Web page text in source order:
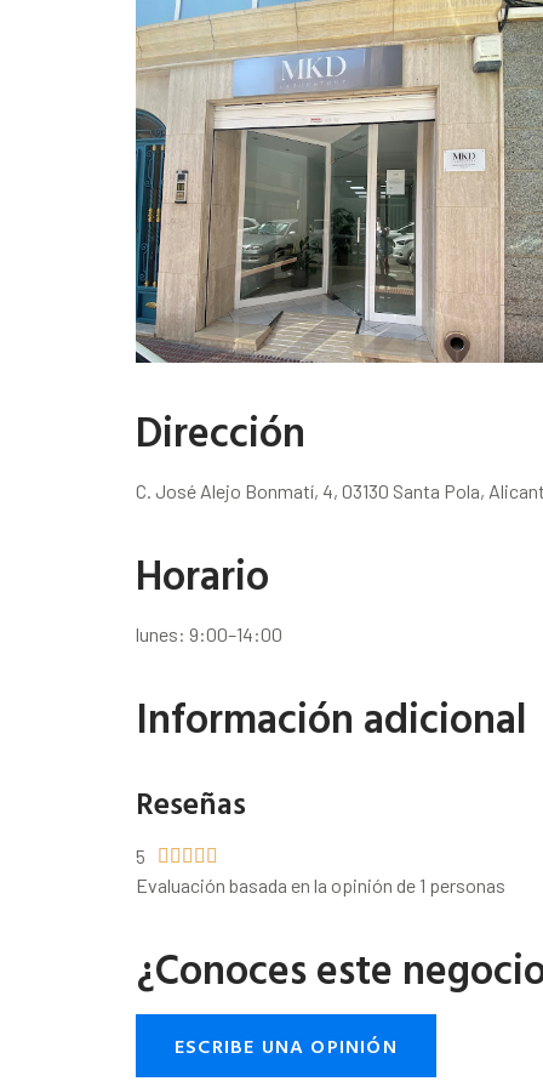
Dirección
C. José Alejo Bonmatí, 4, 03130 Santa Pola,
Horario
lunes: 9:00–14:00
Información adicional
Reseñas
5     
Evaluación basada en la opinión de 1 personas
¿Conoces este
ESCRIBE UNA OPINIÓN